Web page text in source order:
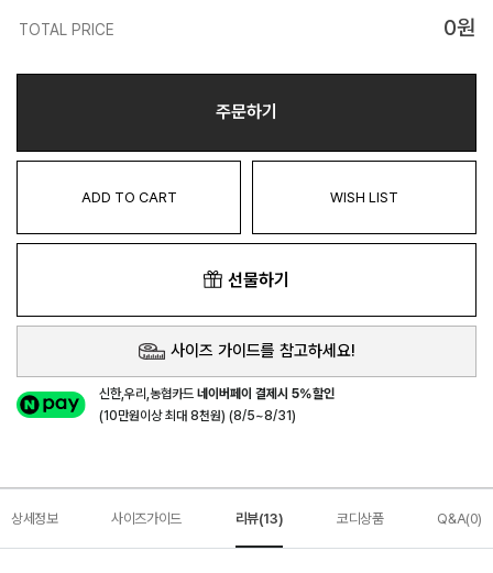
TOTAL PRICE 0원
주문하기
ADD TO CART WISH LIST
선물하기
사이즈 가이드를 참고하세요!
신한,우리,농협카드네이버페이 결제시 5%할인
(10만원이상 최대 8천원) (8/5~8/31)
상세정보 사이즈가이드 리뷰(13) 코디상품 Q&A(0)